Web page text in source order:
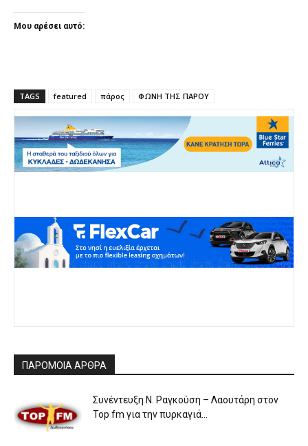
Μου αρέσει αυτό:
TAGS featured πάρος ΦΩΝΗ ΤΗΣ ΠΑΡΟΥ
ΠΑΡΟΜΟΙΑ ΑΡΘΡΑ
Συνέντευξη Ν. Ραγκούση – Λαουτάρη στον
Top fm για την πυρκαγιά...